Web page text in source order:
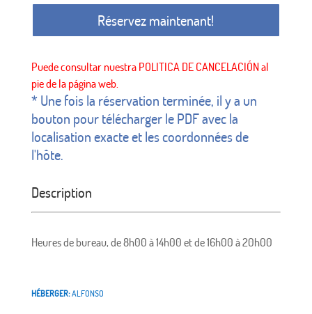
Réservez maintenant!
* Une fois la réservation terminée, il y a un
bouton pour télécharger le PDF avec la
localisation exacte et les coordonnées de
l'hôte.
Description
Heures de bureau, de 8h00 à 14h00 et de 16h00 à 20h00
HÉBERGER:ALFONSO